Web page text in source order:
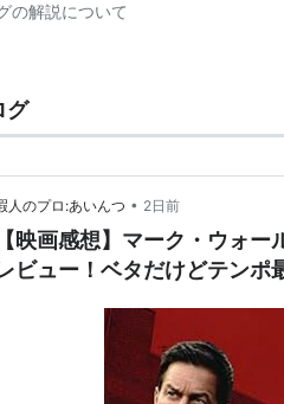
の解説について
グ
人のプロ:あいんつ • 2日前
【映画感想】マーク・ウォー
ビュー！ベタだけどテンポ